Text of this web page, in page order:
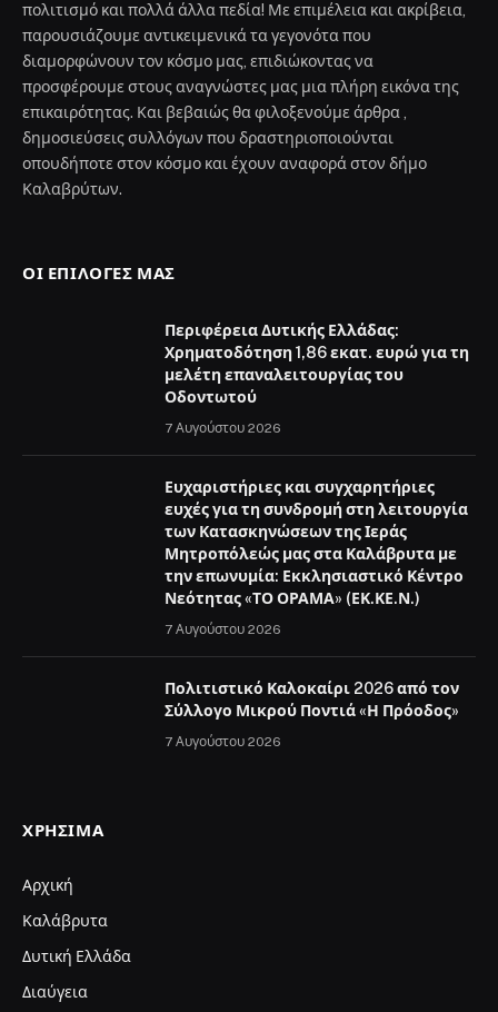
πολιτισμό και πολλά άλλα πεδία! Με επιμέλεια και ακρίβεια,
παρουσιάζουμε αντικειμενικά τα γεγονότα που
διαμορφώνουν τον κόσμο μας, επιδιώκοντας να
προσφέρουμε στους αναγνώστες μας μια πλήρη εικόνα της
επικαιρότητας. Και βεβαιώς θα φιλοξενούμε άρθρα ,
δημοσιεύσεις συλλόγων που δραστηριοποιούνται
οπουδήποτε στον κόσμο και έχουν αναφορά στον δήμο
Καλαβρύτων.
ΟΙ ΕΠΙΛΟΓΈΣ ΜΑΣ
Περιφέρεια Δυτικής Ελλάδας:
Χρηματοδότηση 1,86 εκατ. ευρώ για τη
μελέτη επαναλειτουργίας του
Οδοντωτού
7 Αυγούστου 2026
Ευχαριστήριες και συγχαρητήριες
ευχές για τη συνδρομή στη λειτουργία
των Κατασκηνώσεων της Ιεράς
Μητροπόλεώς μας στα Καλάβρυτα με
την επωνυμία: Εκκλησιαστικό Κέντρο
Νεότητας «ΤΟ ΟΡΑΜΑ» (ΕΚ.ΚΕ.Ν.)
7 Αυγούστου 2026
Πολιτιστικό Καλοκαίρι 2026 από τον
Σύλλογο Μικρού Ποντιά «Η Πρόοδος»
7 Αυγούστου 2026
ΧΡΉΣΙΜΑ
Αρχική
Καλάβρυτα
Δυτική Ελλάδα
Διαύγεια